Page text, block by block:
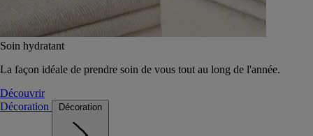
Soin hydratant
La façon idéale de prendre soin de vous tout au long de l'année.
Découvrir
Décoration
Décoration